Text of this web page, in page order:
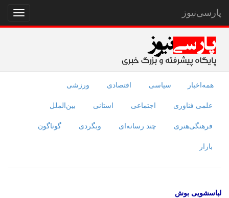
نمایش
منو
پارسی‌نیوز
همه‌اخبار سیاسی اقتصادی ورزشی
علمی فناوری اجتماعی استانی بین‌الملل
فرهنگی‌هنری چند رسانه‌ای وبگردی گوناگون
بازار
لباسشویی بوش